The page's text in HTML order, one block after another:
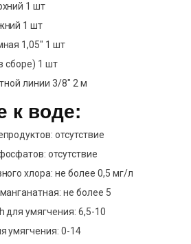
1 шт
1 шт
1,05″ 1 шт
сборе) 1 шт
линии 3/8″ 2 м
к воде:
отсутствие
отсутствие
хлора: не более 0,5 мг/л
не более 5
для умягчения: 6,5-10
умягчения: 0-14